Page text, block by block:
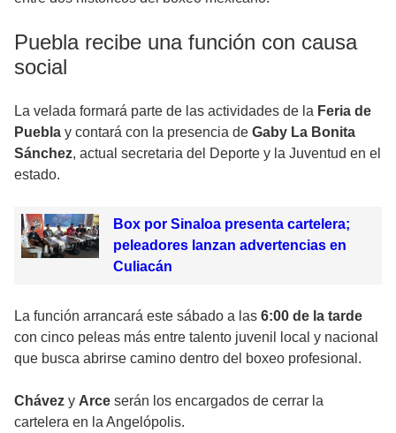
Puebla recibe una función con causa
social
La velada formará parte de las actividades de la Feria de
Puebla y contará con la presencia de Gaby La Bonita
Sánchez, actual secretaria del Deporte y la Juventud en el
estado.
Box por Sinaloa presenta cartelera;
peleadores lanzan advertencias en
Culiacán
La función arrancará este sábado a las 6:00 de la tarde
con cinco peleas más entre talento juvenil local y nacional
que busca abrirse camino dentro del boxeo profesional.
Chávez y Arce serán los encargados de cerrar la
cartelera en la Angelópolis.